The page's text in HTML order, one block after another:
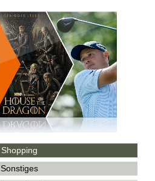
Shopping
Sonstiges